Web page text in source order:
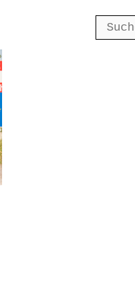
Suche
nach: